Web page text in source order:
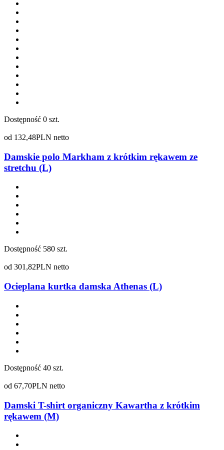
Dostępność 0 szt.
od 132,48PLN netto
Damskie polo Markham z krótkim rękawem ze
stretchu (L)
Dostępność 580 szt.
od 301,82PLN netto
Ocieplana kurtka damska Athenas (L)
Dostępność 40 szt.
od 67,70PLN netto
Damski T-shirt organiczny Kawartha z krótkim
rękawem (M)